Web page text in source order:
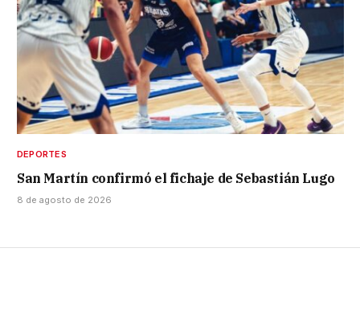
DEPORTES
San Martín confirmó el fichaje de Sebastián Lugo
8 de agosto de 2026